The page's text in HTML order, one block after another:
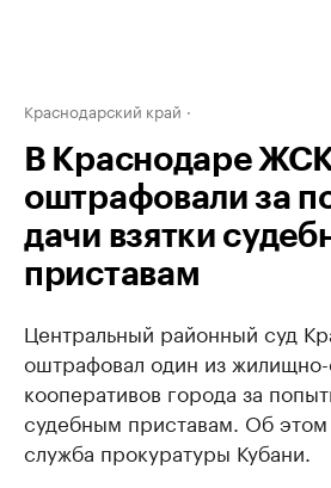
Краснодарский край
В Краснодаре
оштрафовали за
дачи взятки
приставам
Центральный районный суд
оштрафовал один из жилищно-
кооперативов города за
судебным приставам. Об
служба прокуратуры Кубани.